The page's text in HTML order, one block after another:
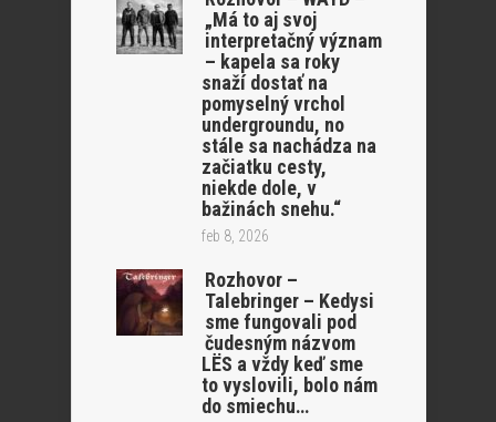
„Má to aj svoj
interpretačný význam
– kapela sa roky
snaží dostať na
pomyselný vrchol
undergroundu, no
stále sa nachádza na
začiatku cesty,
niekde dole, v
bažinách snehu.“
feb 8, 2026
Rozhovor –
Talebringer – Kedysi
sme fungovali pod
čudesným názvom
LËS a vždy keď sme
to vyslovili, bolo nám
do smiechu…